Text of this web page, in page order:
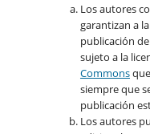
Los autores
garantizan a
publicación
sujeto a la
Commons
siempre que
publicación
Los autores